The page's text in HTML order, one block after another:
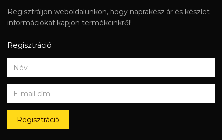
Regisztráljon weboldalunkon, hogy naprakész ár és készlet
információkat kapjon termékeinkről!
Regisztráció
Regisztráció